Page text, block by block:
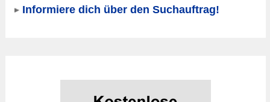
Informiere dich über den Suchauftrag!